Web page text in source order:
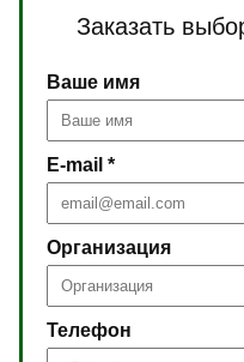
Заказать
Ваше имя
E-mail *
Организация
Телефон